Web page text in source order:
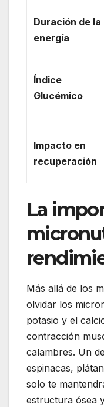
Duración de la
energía
Índice
Glucémico
Impacto en
recuperación
La
Más allá de los
olvidar los
potasio y el
contracción
calambres. Un
espinacas,
solo te
estructura ósea